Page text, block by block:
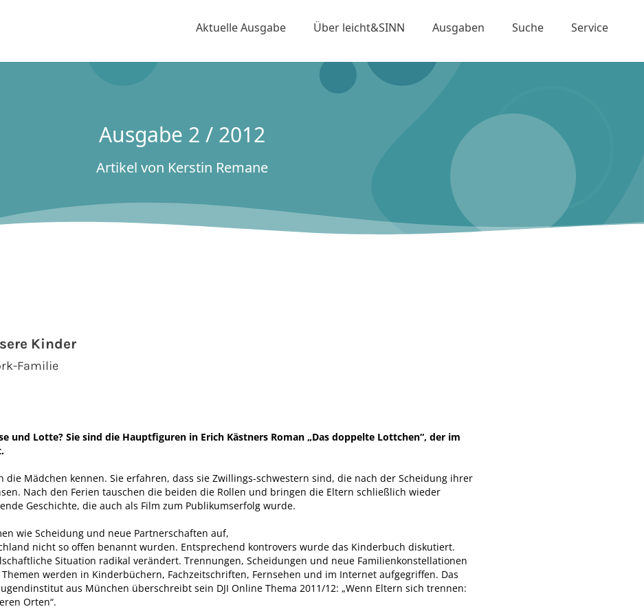
Aktuelle Ausgabe Über leicht&SINN Ausgaben Suche Service
Ausgabe 2 / 2012
Artikel von Kerstin Remane
Kinder
Familie
und Lotte? Sie sind die Hauptfiguren in Erich Kästners Roman „Das doppelte Lottchen“, der im
die Mädchen kennen. Sie erfahren, dass sie Zwillings-schwestern sind, die nach der Scheidung ihrer
Nach den Ferien tauschen die beiden die Rollen und bringen die Eltern schließlich wieder
Geschichte, die auch als Film zum Publikumserfolg wurde.
wie Scheidung und neue Partnerschaften auf,
nicht so offen benannt wurden. Entsprechend kontrovers wurde das Kinderbuch diskutiert.
Situation radikal verändert. Trennungen, Scheidungen und neue Familienkonstellationen
werden in Kinderbüchern, Fachzeitschriften, Fernsehen und im Internet aufgegriffen. Das
aus München überschreibt sein DJI Online Thema 2011/12: „Wenn Eltern sich trennen:
Orten“.